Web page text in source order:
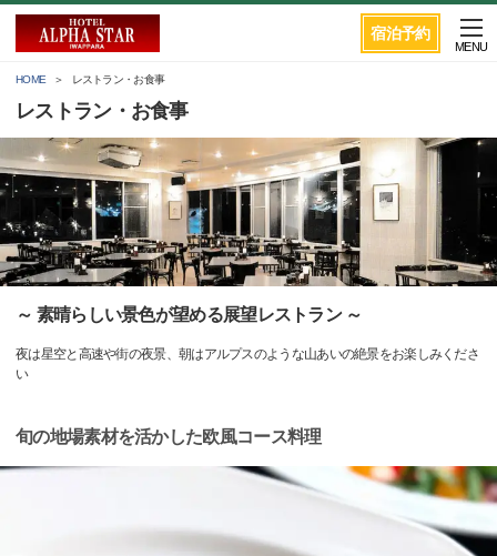
宿泊予約
MENU
HOME レストラン・お食事
レストラン・お食事
～ 素晴らしい景色が望める展望レストラン ～
夜は星空と高速や街の夜景、朝はアルプスのような山あいの絶景をお楽しみくださ
い
旬の地場素材を活かした欧風コース料理